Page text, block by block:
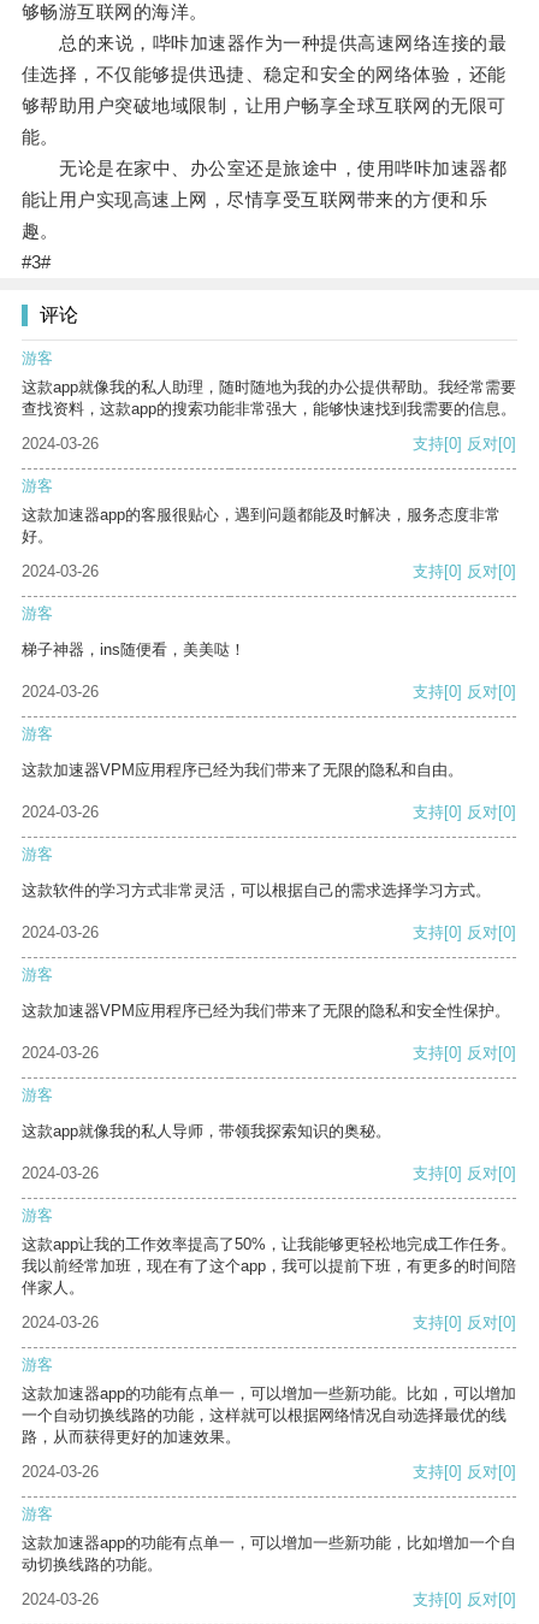
够畅游互联网的海洋。
总的来说，哔咔加速器作为一种提供高速网络连接的最
佳选择，不仅能够提供迅捷、稳定和安全的网络体验，还能
够帮助用户突破地域限制，让用户畅享全球互联网的无限可
能。
无论是在家中、办公室还是旅途中，使用哔咔加速器都
能让用户实现高速上网，尽情享受互联网带来的方便和乐
趣。
#3#
评论
游客
这款app就像我的私人助理，随时随地为我的办公提供帮助。我经常需要
查找资料，这款app的搜索功能非常强大，能够快速找到我需要的信息。
2024-03-26
支持[0] 反对[0]
游客
这款加速器app的客服很贴心，遇到问题都能及时解决，服务态度非常
好。
2024-03-26
支持[0] 反对[0]
游客
梯子神器，ins随便看，美美哒！
2024-03-26 支持[0] 反对[0]
游客
这款加速器VPM应用程序已经为我们带来了无限的隐私和自由。
2024-03-26 支持[0] 反对[0]
游客
这款软件的学习方式非常灵活，可以根据自己的需求选择学习方式。
2024-03-26 支持[0] 反对[0]
游客
这款加速器VPM应用程序已经为我们带来了无限的隐私和安全性保护。
2024-03-26 支持[0] 反对[0]
游客
这款app就像我的私人导师，带领我探索知识的奥秘。
2024-03-26 支持[0] 反对[0]
游客
这款app让我的工作效率提高了50%，让我能够更轻松地完成工作任务。
我以前经常加班，现在有了这个app，我可以提前下班，有更多的时间陪
伴家人。
2024-03-26
支持[0] 反对[0]
游客
这款加速器app的功能有点单一，可以增加一些新功能。比如，可以增加
一个自动切换线路的功能，这样就可以根据网络情况自动选择最优的线
路，从而获得更好的加速效果。
2024-03-26
支持[0] 反对[0]
游客
这款加速器app的功能有点单一，可以增加一些新功能，比如增加一个自
动切换线路的功能。
2024-03-26
支持[0] 反对[0]